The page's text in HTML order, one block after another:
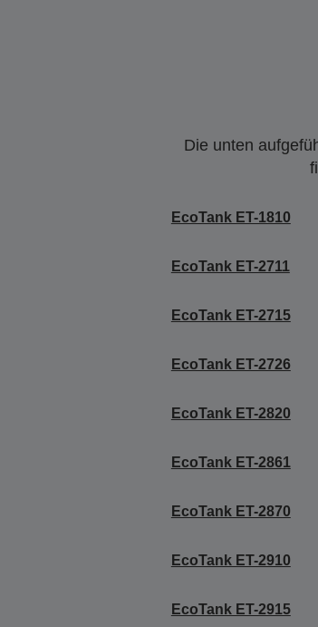
Die unten
EcoTank ET-1810
EcoTank ET-2711
EcoTank ET-2715
EcoTank ET-2726
EcoTank ET-2820
EcoTank ET-2861
EcoTank ET-2870
EcoTank ET-2910
EcoTank ET-2915